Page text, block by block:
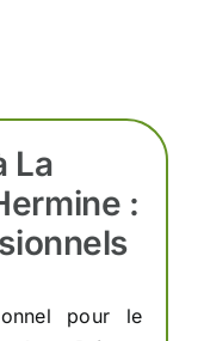
La
:
pour le